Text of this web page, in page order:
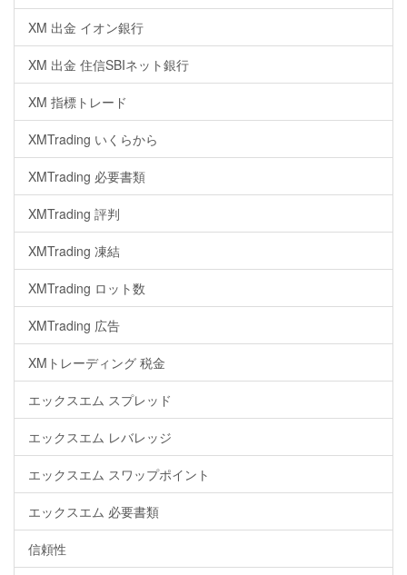
XM 出金 イオン銀行
XM 出金 住信SBIネット銀行
XM 指標トレード
XMTrading いくらから
XMTrading 必要書類
XMTrading 評判
XMTrading 凍結
XMTrading ロット数
XMTrading 広告
XMトレーディング 税金
エックスエム スプレッド
エックスエム レバレッジ
エックスエム スワップポイント
エックスエム 必要書類
信頼性